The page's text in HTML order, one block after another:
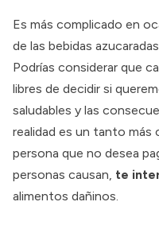
Es más complicado en
de las bebidas
Podrías considerar que
libres de decidir si
saludables y las
realidad es un tanto más
persona que no desea
personas causan, te
alimentos dañinos.